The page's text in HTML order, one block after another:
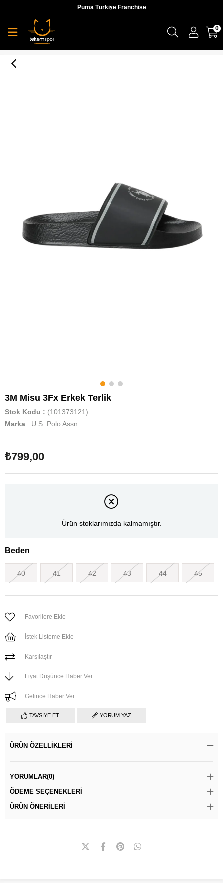
Puma Türkiye Franchise
0
3M Misu 3Fx Erkek Terlik
Stok Kodu
(101373121)
Marka : U.S. Polo Assn.
₺799,00
Ürün stoklarımızda kalmamıştır.
Beden
40 41 42 43 44 45
Favorilere Ekle
İstek Listeme Ekle
Karşılaştır
Fiyat Düşünce Haber Ver
Gelince Haber Ver
TAVSIYE ET YORUM YAZ
ÜRÜN ÖZELLIKLERI
YORUMLAR(0)
ÖDEME SEÇENEKLERI
ÜRÜN ÖNERILERI